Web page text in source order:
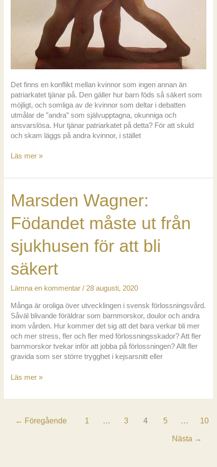
Det finns en konflikt mellan kvinnor som ingen annan än
patriarkatet tjänar på. Den gäller hur barn föds så säkert som
möjligt, och somliga av de kvinnor som deltar i debatten
utmålar de ”andra” som självupptagna, okunniga och
ansvarslösa. Hur tjänar patriarkatet på detta? För att skuld
och skam läggs på andra kvinnor, i stället
Konflikten
kvinnor
patriarkatet
tjänar
på
Läs mer »
Marsden Wagner:
Födandet måste ut från
sjukhusen för att bli
säkert
Lämna en kommentar / 28 augusti, 2020
Många är oroliga över utvecklingen i svensk förlossningsvård.
Såväl blivande föräldrar som barnmorskor, doulor och andra
inom vården. Hur kommer det sig att det bara verkar bli mer
och mer stress, fler och fler med förlossningsskador? Att fler
barnmorskor tvekar inför att jobba på förlossningen? Allt fler
gravida som ser större trygghet i kejsarsnitt eller
Marsden
Födandet
Läs mer »
← Föregående 1 … 3 4 5 … 10
Nästa →